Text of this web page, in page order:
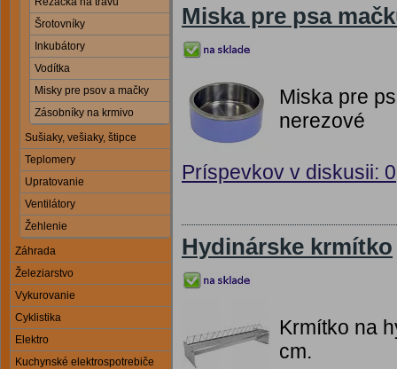
Šrotovníky
Inkubátory
Vodítka
Misky pre psov a mačky
Zásobníky na krmivo
Sušiaky, vešiaky, štipce
Teplomery
Upratovanie
Ventilátory
Žehlenie
Záhrada
Železiarstvo
Vykurovanie
Cyklistika
Elektro
Kuchynské elektrospotrebiče
Miska pre psa
Miska pre
nerezové
Príspevkov v diskusii: 0
Hydinárske krmítko
Krmítko na
cm.